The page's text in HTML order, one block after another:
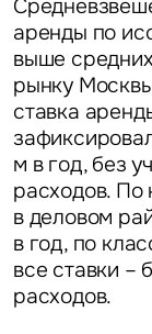
аренды по
выше
рынку
ставка
м в год, без
расходов. По
в деловом
в год, по
все ставки –
расходов.